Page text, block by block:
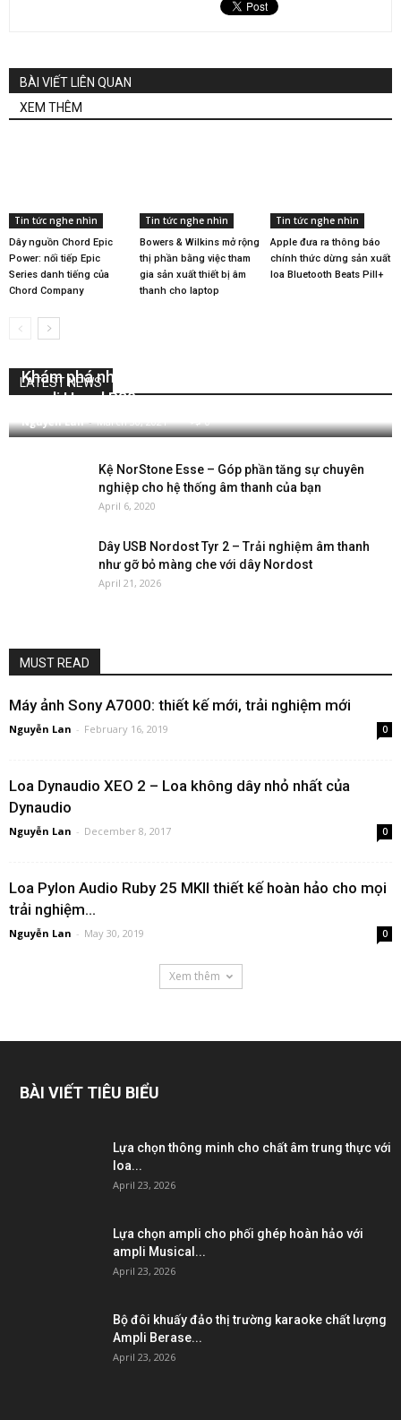
BÀI VIẾT LIÊN QUAN
XEM THÊM
Tin tức nghe nhìn
Dây nguồn Chord Epic
Power: nối tiếp Epic
Series danh tiếng của
Chord Company
Tin tức nghe nhìn
Bowers & Wilkins mở rộng
thị phần bằng việc tham
gia sản xuất thiết bị âm
thanh cho laptop
Tin tức nghe nhìn
Apple đưa ra thông báo
chính thức dừng sản xuất
loa Bluetooth Beats Pill+
LATEST NEWS
Khám phá những nét tân tiến ở trên mẫu pre
ampli Hegel P30
Nguyễn Lan - March 30, 2021 0
Kệ NorStone Esse – Góp phần tăng sự chuyên
nghiệp cho hệ thống âm thanh của bạn
April 6, 2020
Dây USB Nordost Tyr 2 – Trải nghiệm âm thanh
như gỡ bỏ màng che với dây Nordost
April 21, 2026
MUST READ
Máy ảnh Sony A7000: thiết kế mới, trải nghiệm mới
Nguyễn Lan - February 16, 2019 0
Loa Dynaudio XEO 2 – Loa không dây nhỏ nhất của
Dynaudio
Nguyễn Lan - December 8, 2017 0
Loa Pylon Audio Ruby 25 MKII thiết kế hoàn hảo cho mọi
trải nghiệm...
Nguyễn Lan - May 30, 2019 0
Xem thêm
BÀI VIẾT TIÊU BIỂU
Lựa chọn thông minh cho chất âm trung thực với
loa...
April 23, 2026
Lựa chọn ampli cho phối ghép hoàn hảo với
ampli Musical...
April 23, 2026
Bộ đôi khuấy đảo thị trường karaoke chất lượng
Ampli Berase...
April 23, 2026